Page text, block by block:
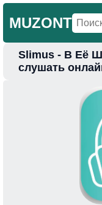
MUZONT
Главная
Slimus - В Её
слушать